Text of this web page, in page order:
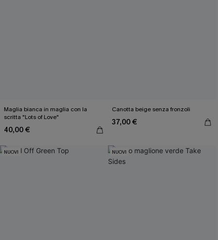
Maglia bianca in maglia con la
scritta "Lots of Love"
40,00 €
Canotta beige senza fronzoli
37,00 €
NUOVI NUOVI